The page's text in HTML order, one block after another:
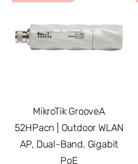
MikroTik GrooveA
52HPacn | Outdoor WLAN
AP, Dual-Band, Gigabit
PoE